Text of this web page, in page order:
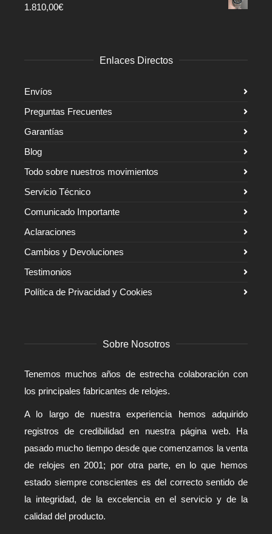
1.810,00€
Enlaces Directos
Envíos
Preguntas Frecuentes
Garantías
Blog
Todo sobre nuestros movimientos
Servicio Técnico
Comunicado Importante
Aclaraciones
Cambios y Devoluciones
Testimonios
Política de Privacidad y Cookies
Sobre Nosotros
Tenemos muchos años de estrecha colaboración con
los principales fabricantes de relojes.
A lo largo de nuestra experiencia hemos adquirido
registros de credibilidad en nuestra página web. Ha
pasado mucho tiempo desde que comenzamos la venta
de relojes en 2001; por otra parte, en lo que hemos
estado siempre conscientes es del correcto sentido de
la integridad, de la excelencia en el servicio y de la
calidad del producto.